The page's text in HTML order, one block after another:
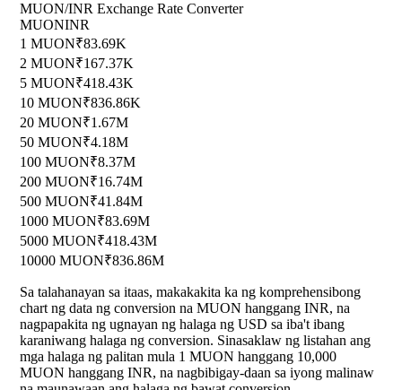
MUON/INR Exchange Rate Converter
MUONINR
1 MUON₹83.69K
2 MUON₹167.37K
5 MUON₹418.43K
10 MUON₹836.86K
20 MUON₹1.67M
50 MUON₹4.18M
100 MUON₹8.37M
200 MUON₹16.74M
500 MUON₹41.84M
1000 MUON₹83.69M
5000 MUON₹418.43M
10000 MUON₹836.86M
Sa talahanayan sa itaas, makakakita ka ng komprehensibong
chart ng data ng conversion na MUON hanggang INR, na
nagpapakita ng ugnayan ng halaga ng USD sa iba't ibang
karaniwang halaga ng conversion. Sinasaklaw ng listahan ang
mga halaga ng palitan mula 1 MUON hanggang 10,000
MUON hanggang INR, na nagbibigay-daan sa iyong malinaw